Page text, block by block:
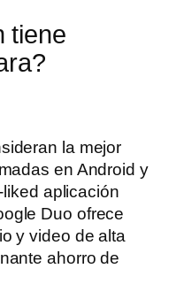
tiene
la mejor
en Android y
liked aplicación
Duo ofrece
y video de alta
ahorro de